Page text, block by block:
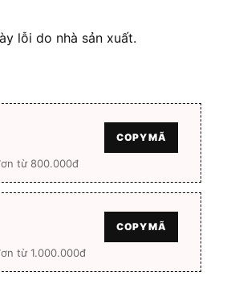
lỗi do nhà sản xuất.
từ 800.000đ
COPY MÃ
từ 1.000.000đ
COPY MÃ